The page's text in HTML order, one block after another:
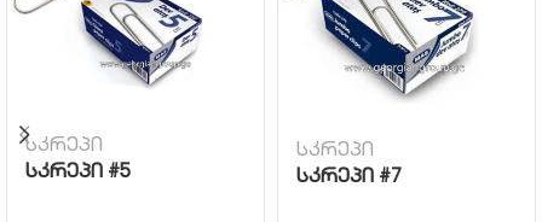
სკრეპი
სკრეპი #5
სკრეპი
სკრეპი #7